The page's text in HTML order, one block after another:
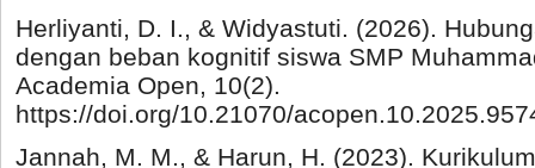
Herliyanti, D. I., & Widyastuti. (2026).
dengan beban kognitif siswa SMP
Academia Open, 10(2).
https://doi.org/10.21070/
Jannah, M. M., & Harun, H. (2023).